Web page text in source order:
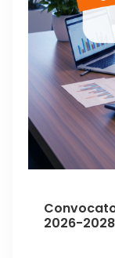
2026-2028